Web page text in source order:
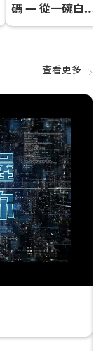
碼 — 從一碗白
米，到改變全球的
查看更多